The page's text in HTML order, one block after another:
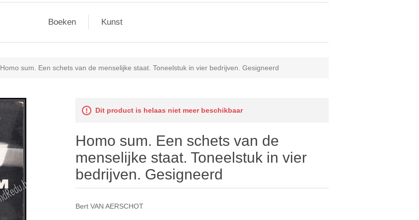
Boeken Kunst
Homo sum. Een schets van de menselijke staat. Toneelstuk in vier bedrijven. Gesigneerd
Dit product is helaas niet meer beschikbaar
Homo sum. Een schets van de
menselijke staat. Toneelstuk in vier
bedrijven. Gesigneerd
Bert VAN AERSCHOT